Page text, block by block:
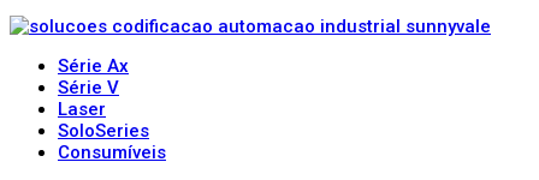
Série Ax
Série V
Laser
SoloSeries
Consumíveis